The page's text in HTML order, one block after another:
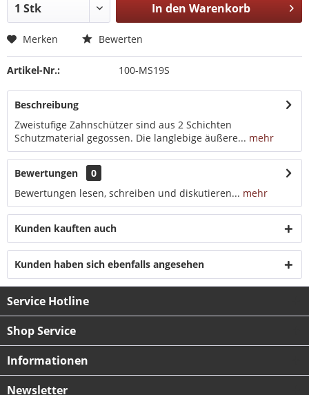
In den Warenkorb
Merken Bewerten
Artikel-Nr.: 100-MS19S
Beschreibung
Zweistufige Zahnschützer sind aus 2 Schichten
Schutzmaterial gegossen. Die langlebige äußere... mehr
Bewertungen
0
Bewertungen lesen, schreiben und diskutieren... mehr
Kunden kauften auch
Kunden haben sich ebenfalls angesehen
Service Hotline
Shop Service
Informationen
Newsletter